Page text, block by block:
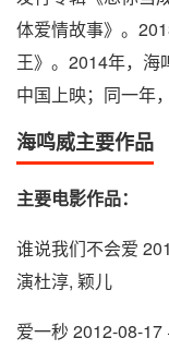
体爱情故事》。
王》。2014年，海
中国上映；同一年
海鸣威主要作品
主要电影作品：
谁说我们不会爱
演杜淳, 颖儿
爱一秒 2012-08-